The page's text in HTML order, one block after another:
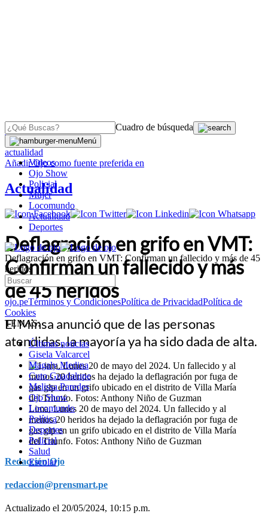
Cuadro de búsqueda
Menú
Videos
Ojo Show
Policial
Mujer
Locomundo
Actualidad
Deportes
Deflagración en grifo en VMT: Confirman un fallecido y más de 45
heridos
ojo.peTérminos y CondicionesPolítica de PrivacidadPolítica de
Cookies
TEMAS:
Últimas noticias
Gisela Valcarcel
Magaly Medina
Cuto Guadalupe
Melissa Paredes
Ojo Show
Locomundo
Política
Deportes
Policial
Salud
Escolar
OJO
actualidad
AñadirOjocomo fuente preferida en
Actualidad
Deflagración en grifo en VMT:
Confirman un fallecido y más
de 45 heridos
El Minsa anunció que de las personas
atendidas, la mayoría ya ha sido dada de alta.
Lima, Lunes 20 de mayo del 2024. Un fallecido y al
menos 20 heridos ha dejado la deflagración por fuga de
gas glp en un grifo ubicado en el distrito de Villa María
del Triunfo. Fotos: Anthony Niño de Guzman
Redacción Ojo
redaccion@prensmart.pe
Actualizado el 20/05/2024, 10:15 p.m.